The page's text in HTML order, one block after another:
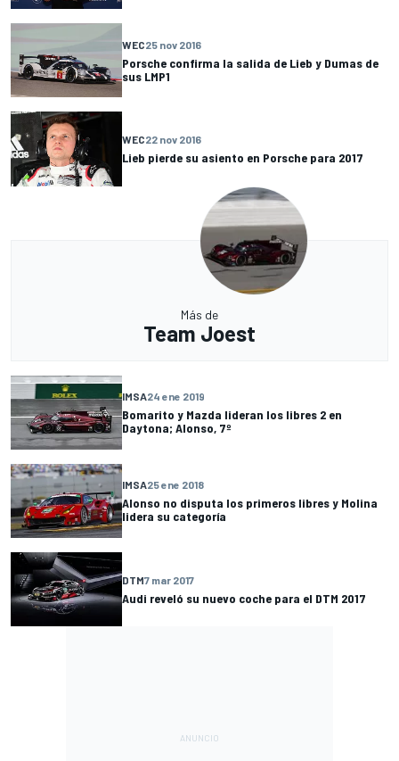
WEC25 nov 2016
Porsche confirma la salida de Lieb y Dumas de
sus LMP1
WEC22 nov 2016
Lieb pierde su asiento en Porsche para 2017
Más de
Team Joest
IMSA24 ene 2019
Bomarito y Mazda lideran los libres 2 en
Daytona; Alonso, 7º
IMSA25 ene 2018
Alonso no disputa los primeros libres y Molina
lidera su categoría
DTM7 mar 2017
Audi reveló su nuevo coche para el DTM 2017